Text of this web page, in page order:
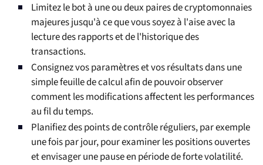
Limitez le bot à une ou deux paires de cryptomonnaies
majeures jusqu'à ce que vous soyez à l'aise avec la
lecture des rapports et de l'historique des
transactions.
Consignez vos paramètres et vos résultats dans une
simple feuille de calcul afin de pouvoir observer
comment les modifications affectent les performances
au fil du temps.
Planifiez des points de contrôle réguliers, par exemple
une fois par jour, pour examiner les positions ouvertes
et envisager une pause en période de forte volatilité.